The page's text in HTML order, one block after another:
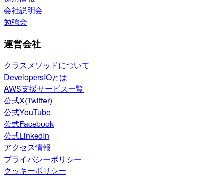
会社説明会
勉強会
運営会社
クラスメソッドについて
DevelopersIOとは
AWS支援サービス一覧
公式X(Twitter)
公式YouTube
公式Facebook
公式LinkedIn
アクセス情報
プライバシーポリシー
クッキーポリシー